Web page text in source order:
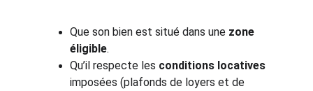
Que son bien est situé dans une zone
éligible.
Qu’il respecte les conditions locatives
imposées (plafonds de loyers et de